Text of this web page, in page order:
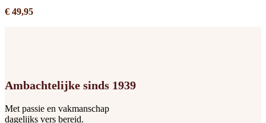
€ 49,95
Ambachtelijke sinds 1939
Met passie en vakmanschap
dagelijks vers bereid.